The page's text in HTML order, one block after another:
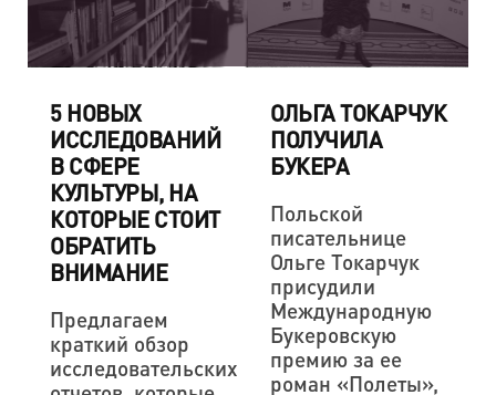
5 НОВЫХ
ИССЛЕДОВАНИЙ
В СФЕРЕ
КУЛЬТУРЫ, НА
КОТОРЫЕ СТОИТ
ОБРАТИТЬ
ВНИМАНИЕ
Предлагаем
краткий обзор
исследовательских
ОЛЬГА ТОКАРЧУК
ПОЛУЧИЛА
БУКЕРА
Польской
писательнице
Ольге Токарчук
присудили
Международную
Букеровскую
премию за ее
роман «Полеты»,